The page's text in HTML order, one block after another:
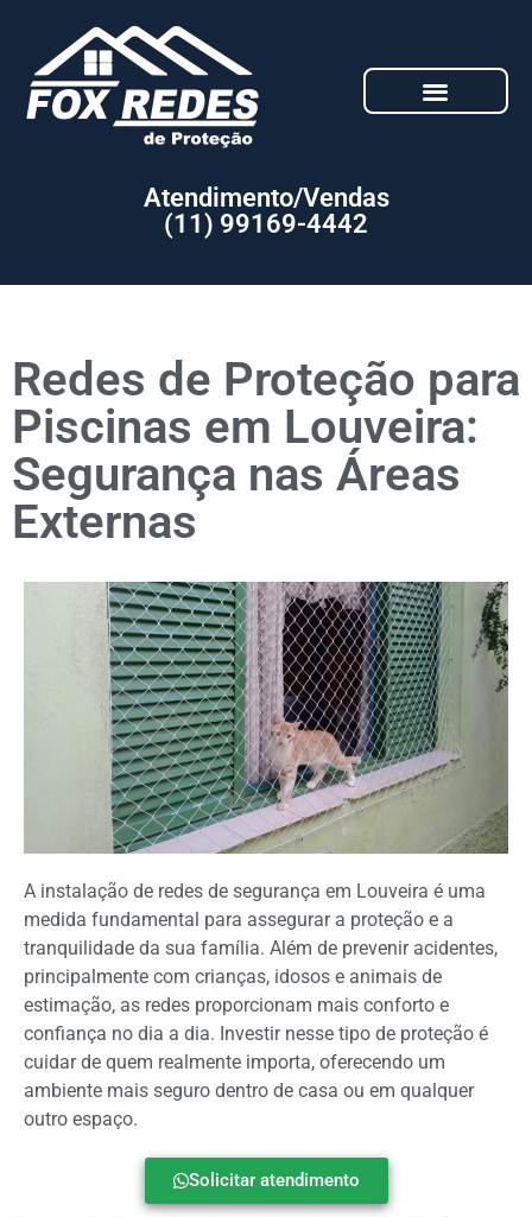
Atendimento/Vendas
(11) 99169-4442
Redes de Proteção para
Piscinas em Louveira:
Segurança nas Áreas
Externas
A instalação de redes de segurança em Louveira é uma
medida fundamental para assegurar a proteção e a
tranquilidade da sua família. Além de prevenir acidentes,
principalmente com crianças, idosos e animais de
estimação, as redes proporcionam mais conforto e
confiança no dia a dia. Investir nesse tipo de proteção é
cuidar de quem realmente importa, oferecendo um
ambiente mais seguro dentro de casa ou em qualquer
outro espaço.
Solicitar atendimento